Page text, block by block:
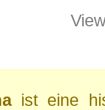
ist eine